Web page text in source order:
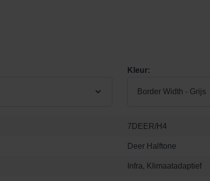
Kleur:
Border Width - Grijs
7DEER/H4
Deer Halftone
Infra, Klimaatadaptief